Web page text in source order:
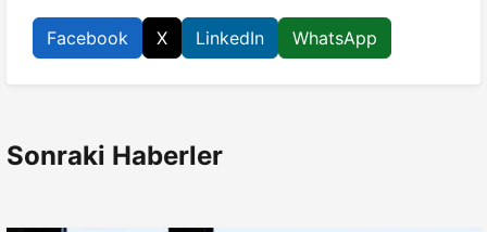
Facebook X LinkedIn WhatsApp
Sonraki Haberler